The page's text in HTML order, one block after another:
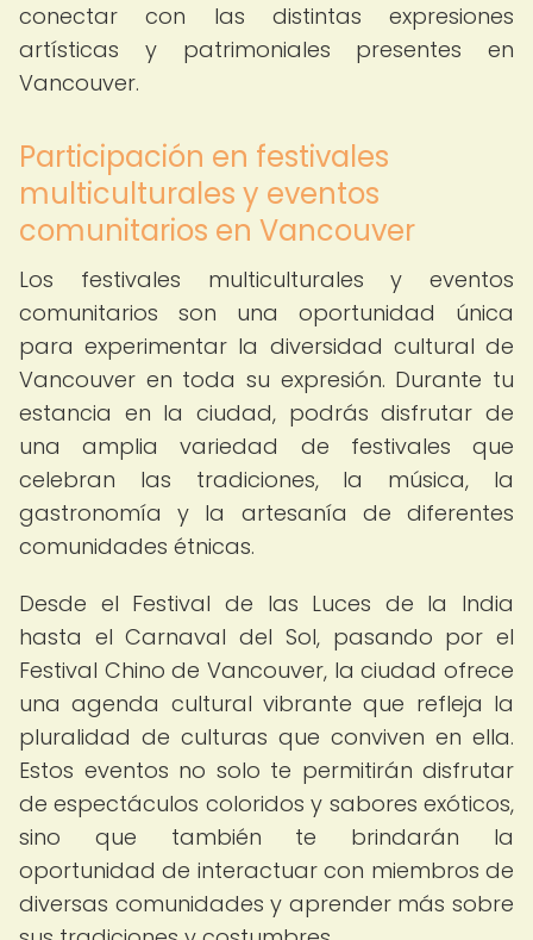
conectar con las distintas expresiones
artísticas y patrimoniales presentes en
Vancouver.
Participación en festivales
multiculturales y eventos
comunitarios en Vancouver
Los festivales multiculturales y eventos
comunitarios son una oportunidad única
para experimentar la diversidad cultural de
Vancouver en toda su expresión. Durante tu
estancia en la ciudad, podrás disfrutar de
una amplia variedad de festivales que
celebran las tradiciones, la música, la
gastronomía y la artesanía de diferentes
comunidades étnicas.
Desde el Festival de las Luces de la India
hasta el Carnaval del Sol, pasando por el
Festival Chino de Vancouver, la ciudad ofrece
una agenda cultural vibrante que refleja la
pluralidad de culturas que conviven en ella.
Estos eventos no solo te permitirán disfrutar
de espectáculos coloridos y sabores exóticos,
sino que también te brindarán la
oportunidad de interactuar con miembros de
diversas comunidades y aprender más sobre